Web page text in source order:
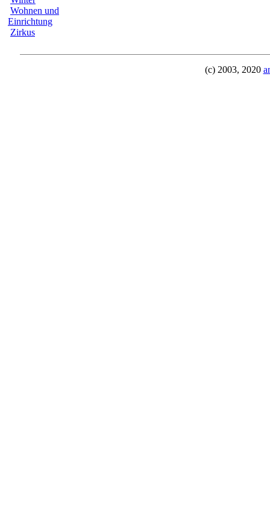
Wohnen und
Einrichtung
Zirkus
(c) 2003, 2020